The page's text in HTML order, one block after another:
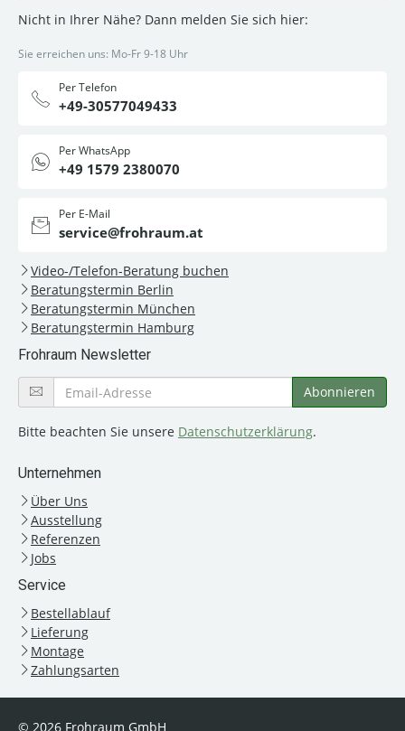
Nicht in Ihrer Nähe? Dann melden Sie sich hier:
Sie erreichen uns: Mo-Fr 9-18 Uhr
Per Telefon
+49-30577049433
Per WhatsApp
+49 1579 2380070
Per E-Mail
service@frohraum.at
Video-/Telefon-Beratung buchen
Beratungstermin Berlin
Beratungstermin München
Beratungstermin Hamburg
Frohraum Newsletter
Bitte beachten Sie unsere Datenschutzerklärung.
Unternehmen
Über Uns
Ausstellung
Referenzen
Jobs
Service
Bestellablauf
Lieferung
Montage
Zahlungsarten
© 2026 Frohraum GmbH